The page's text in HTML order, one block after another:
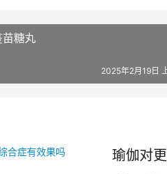
糖丸
2025年2月19日
瑜伽对